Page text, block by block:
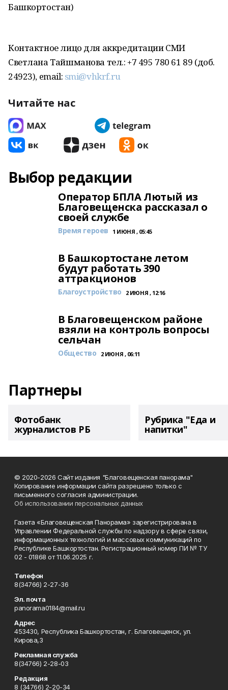
Башкортостан)
Контактное лицо для аккредитации СМИ
Светлана Тайшманова тел.: +7 495 780 61 89 (доб.
24923), email: smi@vhkrf.ru
Читайте нас
Выбор редакции
Оператор БПЛА Лютый из
Благовещенска рассказал о
своей службе
Время героев 1 ИЮНЯ , 05:45
В Башкортостане летом
будут работать 390
аттракционов
Благоустройство 2 ИЮНЯ , 12:16
В Благовещенском районе
взяли на контроль вопросы
сельчан
Общество 2 ИЮНЯ , 06:11
Партнеры
Фотобанк
журналистов РБ
Рубрика "Еда и
напитки"
© 2020-2026 Сайт издания "Благовещенская панорама"
Копирование информации сайта разрешено только с
письменного согласия администрации.
Об использовании персональных данных
Газета «Благовещенская Панорама» зарегистрирована в
Управлении Федеральной службы по надзору в сфере связи,
информационных технологий и массовых коммуникаций по
Республике Башкортостан. Регистрационный номер ПИ № ТУ
02 - 01868 от 11.06.2025 г.
Телефон
8(34766) 2-27-36
Эл. почта
panorama0184@mail.ru
Адрес
453430, Республика Башкортостан, г. Благовещенск, ул.
Кирова,3
Рекламная служба
8(34766) 2-28-03
Редакция
8 (34766) 2-20-34